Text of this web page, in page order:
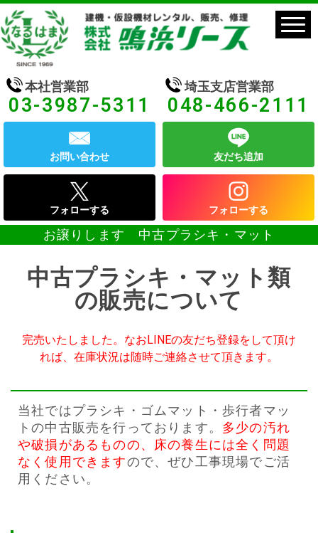
本社営業部
03-3987-5311
埼玉支店営業部
048-466-2111
お問い合わせ 友だち追加
フォローする フォローする
お譲りします 中古プラシキ・マット
中古プラシキ・マット類
の販売について
完売いたしました。なおLINEの友だち登録をして頂け
れば、在庫状況は随時ご連絡させて頂きます。
当社ではプラシキ・ゴムマット・歩行者マッ
トの中古販売を行っております。 多少の汚れ
や破損があるものの、床の養生には全く問題
なく使用できますので、ぜひ工事現場でご活
用ください。